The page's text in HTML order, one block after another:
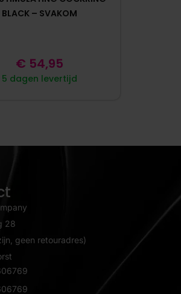
BLACK – SVAKOM
5 dagen levertijd
€ 54,95
28
geen retouradres)